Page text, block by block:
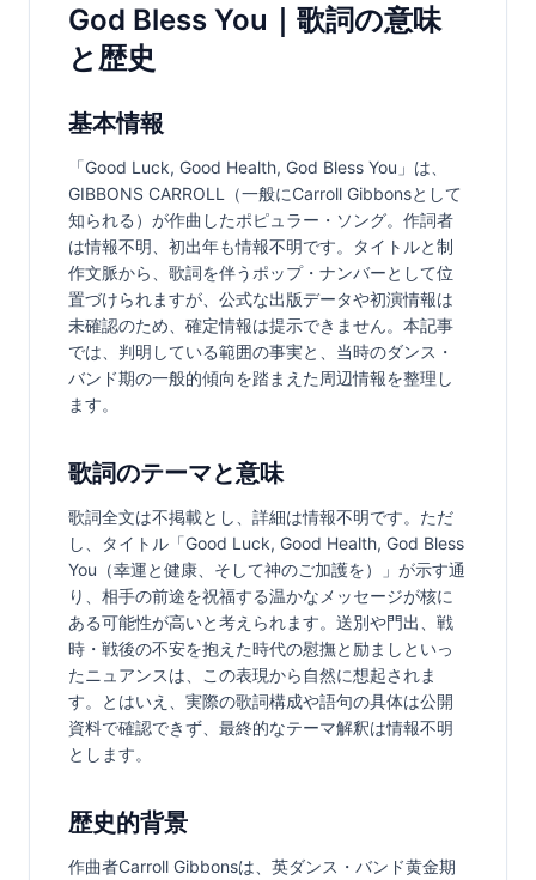
God Bless You｜歌詞の意味
と歴史
基本情報
「Good Luck, Good Health, God Bless You」は、
GIBBONS CARROLL（一般にCarroll Gibbonsとして
知られる）が作曲したポピュラー・ソング。作詞者
は情報不明、初出年も情報不明です。タイトルと制
作文脈から、歌詞を伴うポップ・ナンバーとして位
置づけられますが、公式な出版データや初演情報は
未確認のため、確定情報は提示できません。本記事
では、判明している範囲の事実と、当時のダンス・
バンド期の一般的傾向を踏まえた周辺情報を整理し
ます。
歌詞のテーマと意味
歌詞全文は不掲載とし、詳細は情報不明です。ただ
し、タイトル「Good Luck, Good Health, God Bless
You（幸運と健康、そして神のご加護を）」が示す通
り、相手の前途を祝福する温かなメッセージが核に
ある可能性が高いと考えられます。送別や門出、戦
時・戦後の不安を抱えた時代の慰撫と励ましといっ
たニュアンスは、この表現から自然に想起されま
す。とはいえ、実際の歌詞構成や語句の具体は公開
資料で確認できず、最終的なテーマ解釈は情報不明
とします。
歴史的背景
作曲者Carroll Gibbonsは、英ダンス・バンド黄金期